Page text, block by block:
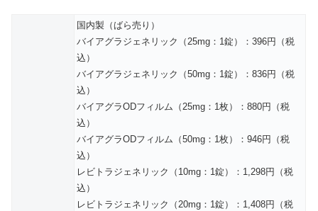
国内製（ばら売り）
バイアグラジェネリック（25mg：1錠）：396円（税
込）
バイアグラジェネリック（50mg：1錠）：836円（税
込）
バイアグラODフィルム（25mg：1枚）：880円（税
込）
バイアグラODフィルム（50mg：1枚）：946円（税
込）
レビトラジェネリック（10mg：1錠）：1,298円（税
込）
レビトラジェネリック（20mg：1錠）：1,408円（税